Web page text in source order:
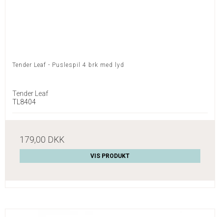
Tender Leaf - Puslespil 4 brk med lyd
Tender Leaf
TL8404
179,00 DKK
VIS PRODUKT